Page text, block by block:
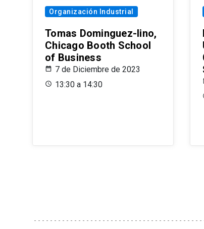
Organización Industrial
Tomas Dominguez-Iino,
Chicago Booth School
of Business
7 de Diciembre de 2023
13:30 a 14:30